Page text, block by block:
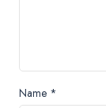
Name *